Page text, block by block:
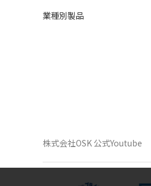
業種別製品
株式会社OSK 公式Youtube